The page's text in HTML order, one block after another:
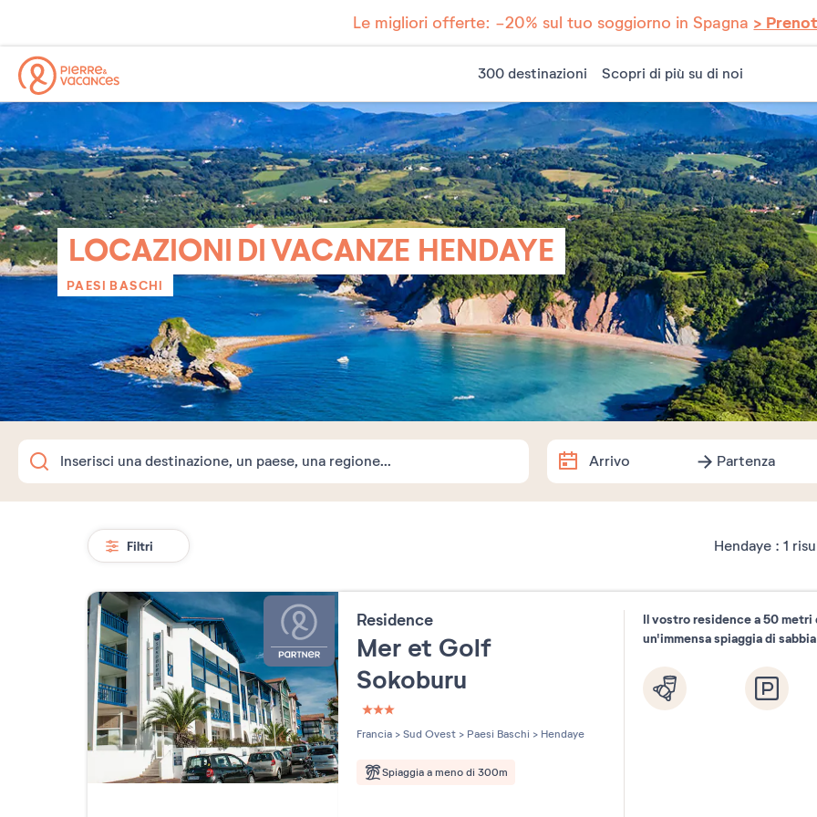
Le migliori offerte: -20% sul tuo soggiorno in Spagna >
300 destinazioni Scopri di più su di noi
LOCAZIONI DI VACANZE HENDAYE
PAESI BASCHI
Arrivo Partenza
Ma Me Gi Ve Sa
4 5 7
Hendaye : 1
Filtri
Residence
Mer et Golf
Sokoburu
3 étoiles sur 5
Francia > Sud Ovest > Paesi Baschi > Hendaye
Spiaggia a meno di 300m
Il vostro residence a 50 metri
un'immensa spiaggia di